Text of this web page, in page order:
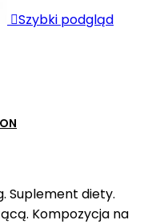
Szybki podgląd
Suplement diety.
Kompozycja na